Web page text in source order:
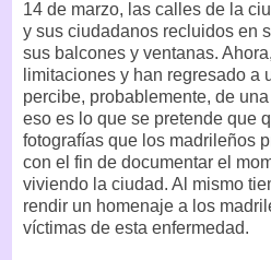
14 de marzo, las calles de la
y sus ciudadanos recluidos en
sus balcones y ventanas.
limitaciones y han regresado a
percibe, probablemente, de
eso es lo que se pretende que
fotografías que los madrileños
con el fin de documentar el
viviendo la ciudad. Al mismo
rendir un homenaje a los
víctimas de esta enfermedad.